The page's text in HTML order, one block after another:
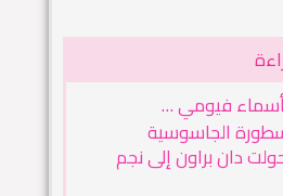
أسماء فيومي …
الجاسوسية
دان براون إلى نجم